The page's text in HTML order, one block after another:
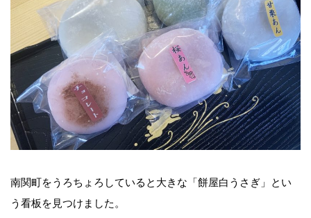
南関町をうろちょろしていると大きな「餅屋白うさぎ」とい
う看板を見つけました。